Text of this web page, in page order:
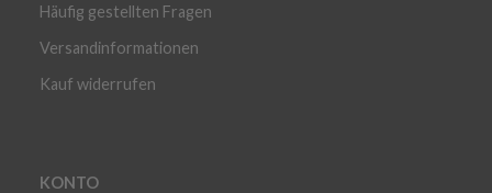
Häufig gestellten Fragen
Versandinformationen
Kauf widerrufen
KONTO